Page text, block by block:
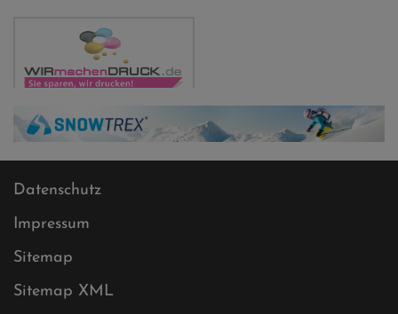
Datenschutz
Impressum
Sitemap